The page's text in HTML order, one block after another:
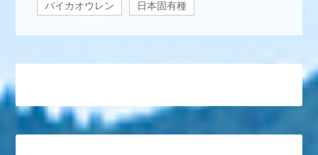
バイカオウレン
日本固有種